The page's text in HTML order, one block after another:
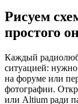
Рисуем
простого
Каждый
ситуацией: нужно
на форуме или
фотографии.
или Altium ради